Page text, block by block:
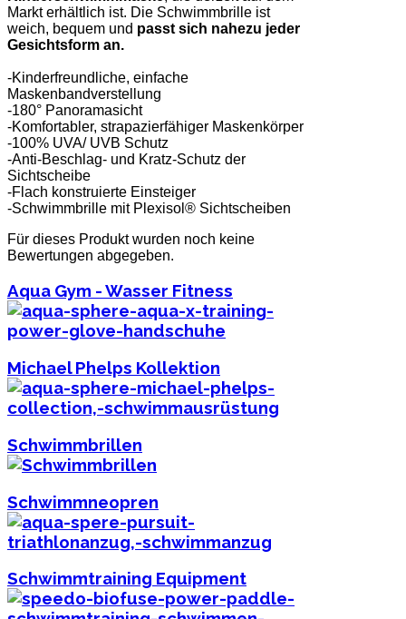
Markt erhältlich ist. Die Schwimmbrille ist
weich, bequem und passt sich nahezu jeder
Gesichtsform an.
-Kinderfreundliche, einfache
Maskenbandverstellung
-180° Panoramasicht
-Komfortabler, strapazierfähiger Maskenkörper
-100% UVA/ UVB Schutz
-Anti-Beschlag- und Kratz-Schutz der
Sichtscheibe
-Flach konstruierte Einsteiger
-Schwimmbrille mit Plexisol® Sichtscheiben
Für dieses Produkt wurden noch keine
Bewertungen abgegeben.
Aqua Gym - Wasser Fitness
Michael Phelps Kollektion
Schwimmbrillen
Schwimmneopren
Schwimmtraining Equipment